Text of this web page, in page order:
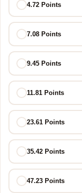
4.72 Points
7.08 Points
9.45 Points
11.81 Points
23.61 Points
35.42 Points
47.23 Points